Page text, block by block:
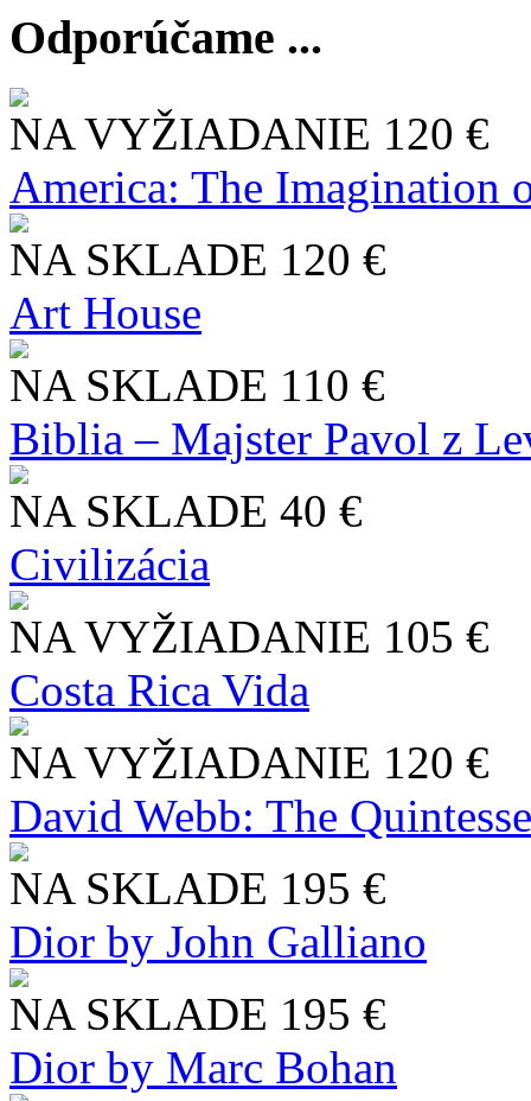
Odporúčame ...
NA VYŽIADANIE 120 €
America: The Imagination
NA SKLADE 120 €
Art House
NA SKLADE 110 €
Biblia – Majster Pavol z
NA SKLADE 40 €
Civilizácia
NA VYŽIADANIE 105 €
Costa Rica Vida
NA VYŽIADANIE 120 €
David Webb: The
NA SKLADE 195 €
Dior by John Galliano
NA SKLADE 195 €
Dior by Marc Bohan